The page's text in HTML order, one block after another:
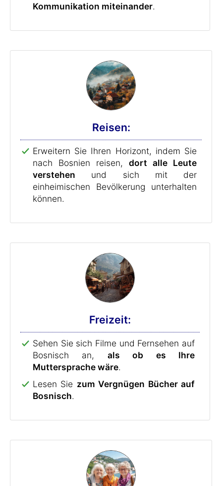
Kommunikation miteinander.
Reisen:
Erweitern Sie Ihren Horizont, indem Sie
nach Bosnien reisen, dort alle Leute
verstehen und sich mit der
einheimischen Bevölkerung unterhalten
können.
Freizeit:
Sehen Sie sich Filme und Fernsehen auf
Bosnisch an, als ob es Ihre
Muttersprache wäre.
Lesen Sie zum Vergnügen Bücher auf
Bosnisch.